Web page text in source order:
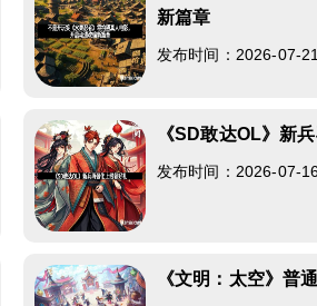
新篇章
发布时间：2026-07-
《SD敢达OL》新
发布时间：2026-07-
《文明：太空》普